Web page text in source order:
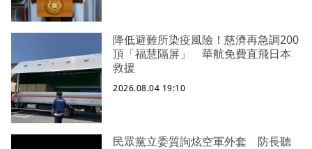
降低避難所染疫風險！慈濟再急調200
頂「福慧隔屏」 華航免費直飛日本
救援
2026.08.04 19:10
民眾黨立委質詢炫空軍外套 防長聽